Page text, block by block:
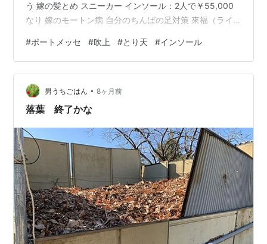
う 嫁の髪とめ スニーカー インソール：2人で￥55,000
なり 嫁のモートン病 自分のちんばの足対策 來福（ライ
フ） オリオンリンスケース 紅茶 孫の服 再度、髪とめ 良
かったです 41を走る 昼食 とり天 嫁：てんむす 自分：て
んこ盛り チェーンでこの値段と質 すごいですね ご飯も
お代わり無料 これだけ人を使って チェーン展開の凄さを
思い知る 千年からガイシホール 桜の…
#ポートメッセ #吹上 #とり天 #インソール
男うちごはん • 8ヶ月前
落葉 終了かな